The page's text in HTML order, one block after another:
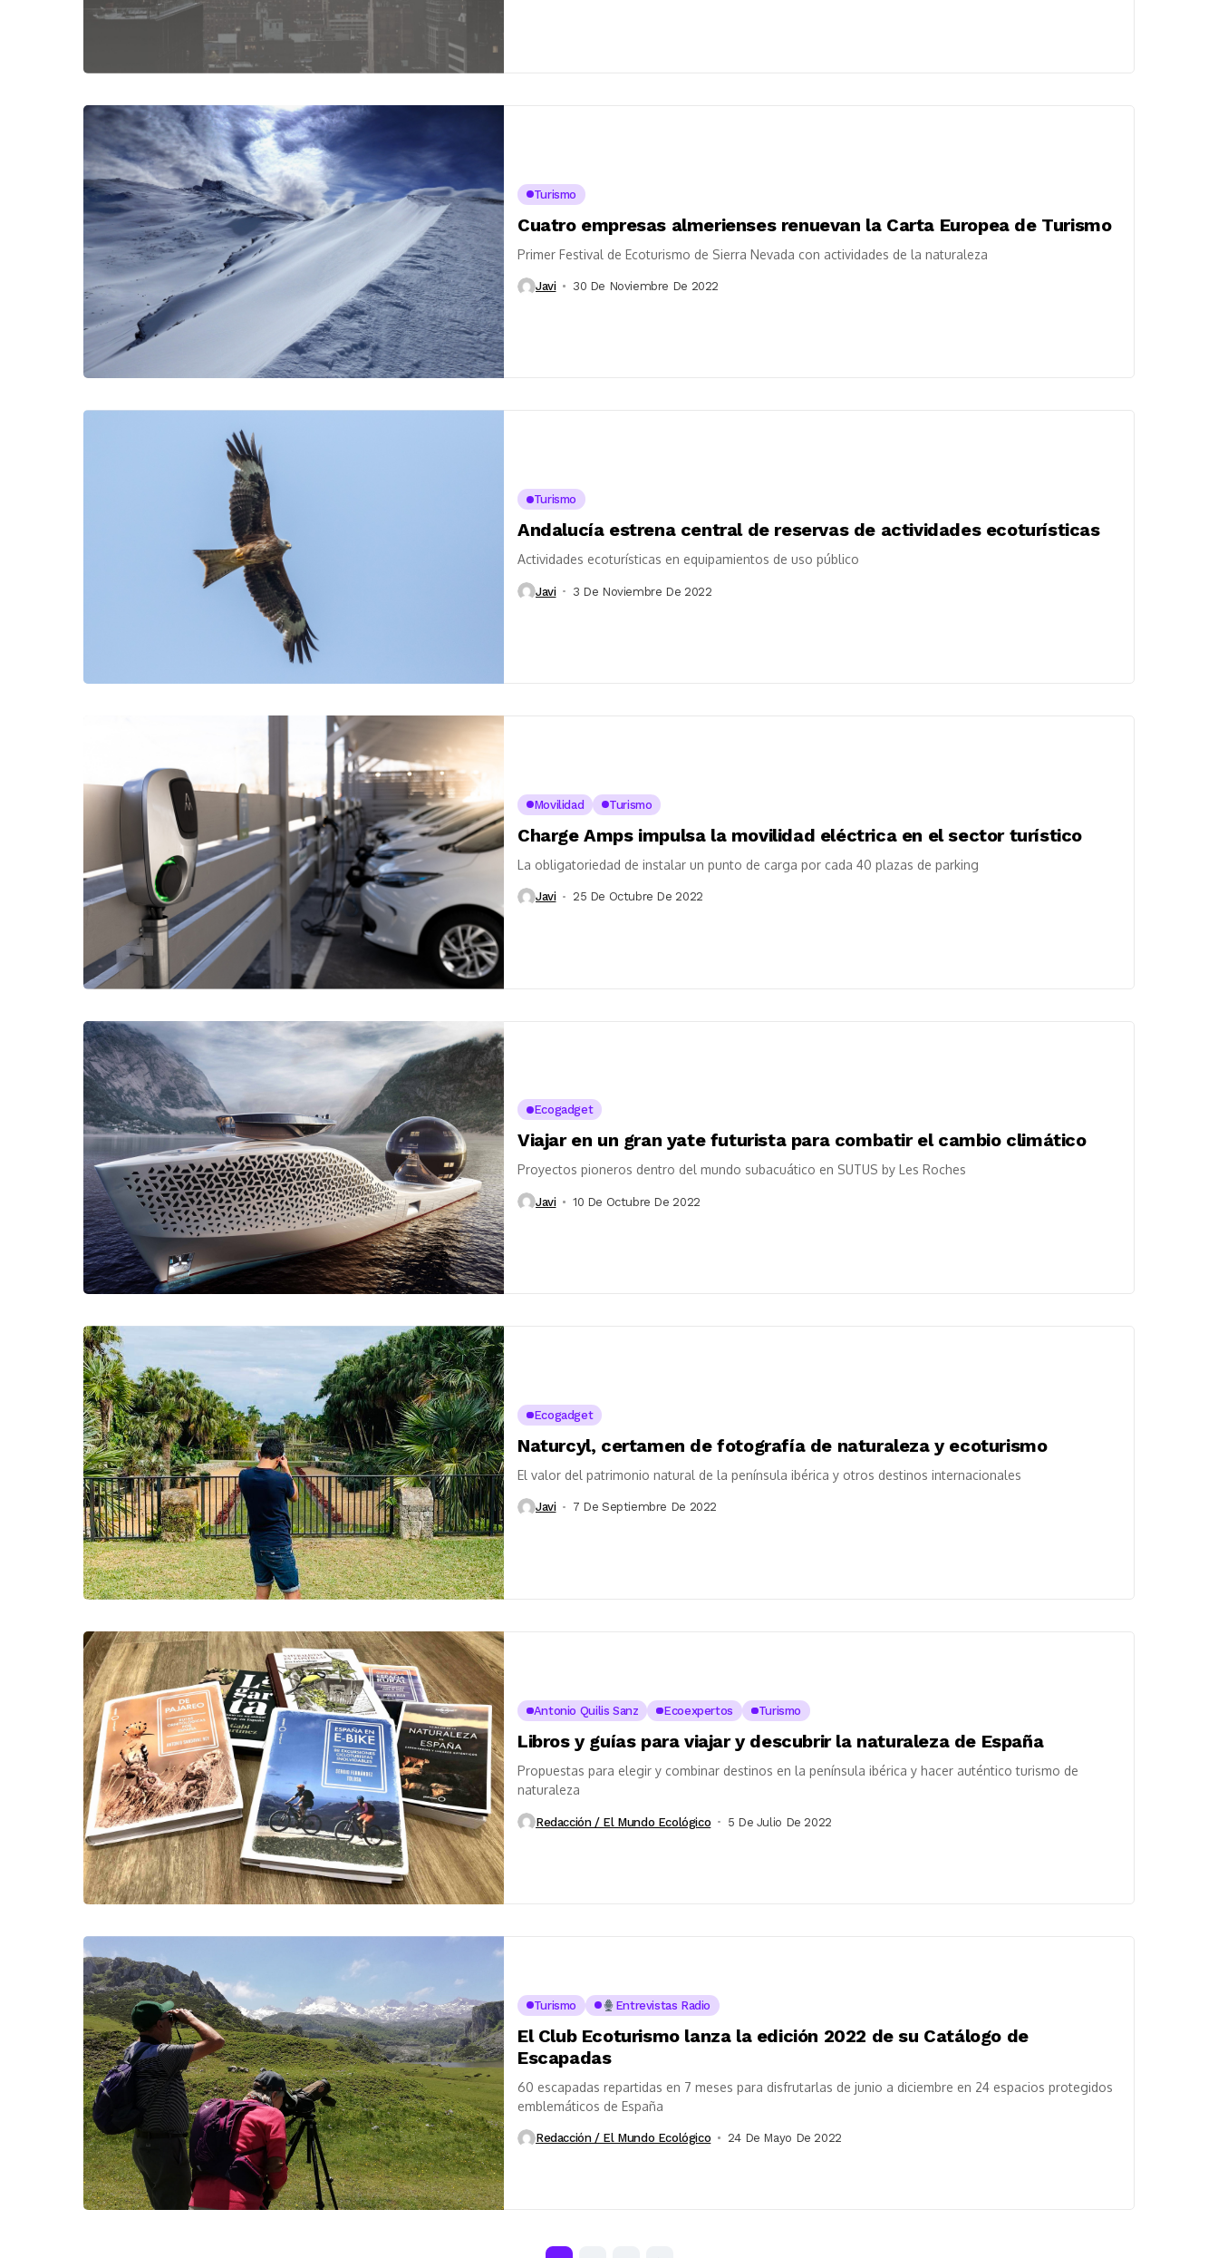
Turismo
Cuatro empresas almerienses renuevan la Carta Europea de Turismo
Primer Festival de Ecoturismo de Sierra Nevada con actividades de la naturaleza
Javi 30 De Noviembre De 2022
Turismo
Andalucía estrena central de reservas de actividades ecoturísticas
Actividades ecoturísticas en equipamientos de uso público
Javi 3 De Noviembre De 2022
Movilidad Turismo
Charge Amps impulsa la movilidad eléctrica en el sector turístico
La obligatoriedad de instalar un punto de carga por cada 40 plazas de parking
Javi 25 De Octubre De 2022
Ecogadget
Viajar en un gran yate futurista para combatir el cambio climático
Proyectos pioneros dentro del mundo subacuático en SUTUS by Les Roches
Javi 10 De Octubre De 2022
Ecogadget
Naturcyl, certamen de fotografía de naturaleza y ecoturismo
El valor del patrimonio natural de la península ibérica y otros destinos internacionales
Javi 7 De Septiembre De 2022
Antonio Quilis Sanz Ecoexpertos Turismo
Libros y guías para viajar y descubrir la naturaleza de España
Propuestas para elegir y combinar destinos en la península ibérica y hacer auténtico turismo de
naturaleza
Redacción / El Mundo Ecológico 5 De Julio De 2022
Turismo Entrevistas Radio
El Club Ecoturismo lanza la edición 2022 de su Catálogo de
Escapadas
60 escapadas repartidas en 7 meses para disfrutarlas de junio a diciembre en 24 espacios protegidos
emblemáticos de España
Redacción / El Mundo Ecológico 24 De Mayo De 2022